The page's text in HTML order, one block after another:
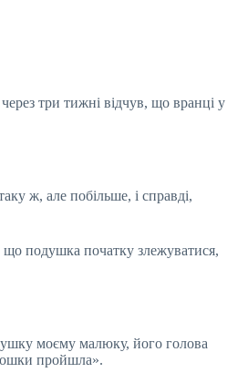
три тижні відчув, що вранці у
ж, але побільше, і справді,
що подушка початку злежуватися,
моєму малюку, його голова
пройшла».